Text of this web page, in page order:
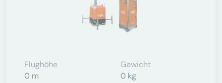
Flughöhe
0 m
Gewicht
0 kg